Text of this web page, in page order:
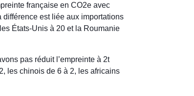
française en CO2e avec
est liée aux importations
États-Unis à 20 et la Roumanie
pas réduit l’empreinte à 2t
les chinois de 6 à 2, les africains